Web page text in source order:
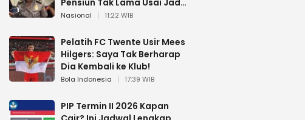
Pensiun Tak Lama Usai Jadi
Brigjen
Nasional 11:22 WIB
Pelatih FC Twente Usir Mees
Hilgers: Saya Tak Berharap
Dia Kembali ke Klub!
Bola Indonesia 17:39 WIB
PIP Termin II 2026 Kapan